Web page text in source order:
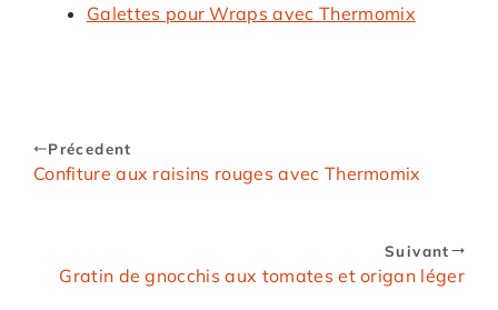
Galettes pour Wraps avec Thermomix
Précedent
Confiture aux raisins rouges avec Thermomix
Suivant
Gratin de gnocchis aux tomates et origan léger